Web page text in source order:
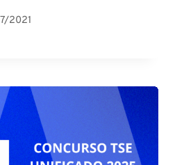
2021